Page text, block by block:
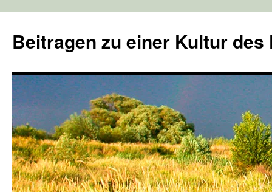
springen
Beitragen zu einer Kultur des